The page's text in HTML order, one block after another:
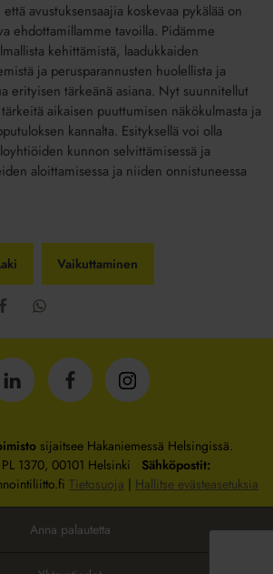
avustuksensaajia koskevaa pykälää on
ehdottamillamme tavoilla. Pidämme
kehittämistä, laadukkaiden
ja perusparannusten huolellista ja
erityisen tärkeänä asiana. Nyt suunnitellut
aikaisen puuttumisen näkökulmasta ja
kannalta. Esityksellä voi olla
kunnon selvittämisessä ja
aloittamisessa ja niiden onnistuneessa
Vaikuttaminen
Isännöintiliitto
LinkedInissä
Isännöintiliitto
Facebookissa
Isännöintiliitto
Instagrammissa
sijaitsee Hakaniemessä Helsingissä.
PL 1370, 00101 Helsinki Sähköpostit:
Tietosuoja | Hallitse evästeasetuksia
Anna palautetta